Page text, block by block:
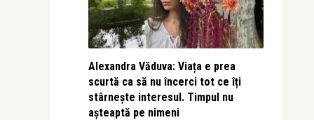
Alexandra Văduva: Viața e prea
scurtă ca să nu încerci tot ce îți
stârnește interesul. Timpul nu
așteaptă pe nimeni